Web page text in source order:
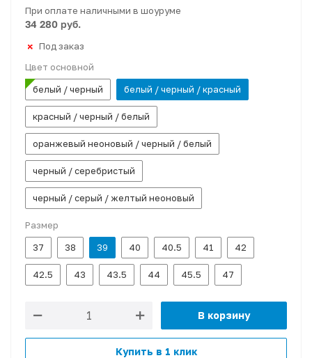
При оплате наличными в шоуруме
34 280 руб.
Под заказ
Цвет основной
белый / черный
белый / черный / красный
красный / черный / белый
оранжевый неоновый / черный / белый
черный / серебристый
черный / серый / желтый неоновый
Размер
37
38 39 40 40.5 41 42
42.5 43 43.5 44 45.5 47
В корзину
Купить в 1 клик